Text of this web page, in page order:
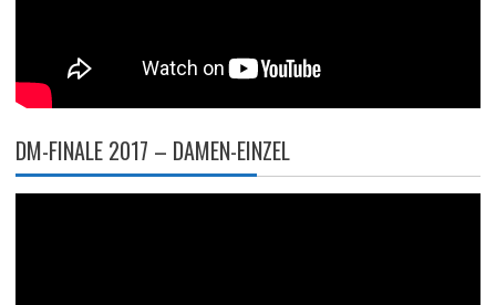
DM-FINALE 2017 – DAMEN-EINZEL